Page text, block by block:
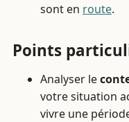
sont en route.
Points
Analyser le
votre situation
vivre une